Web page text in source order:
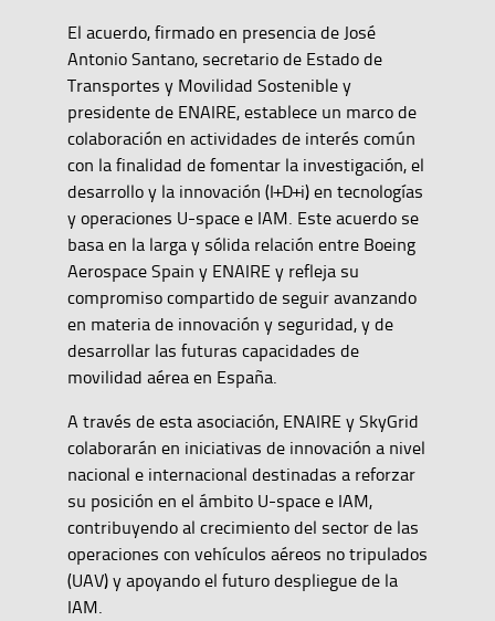
El acuerdo, firmado en presencia de José
Antonio Santano, secretario de Estado de
Transportes y Movilidad Sostenible y
presidente de ENAIRE, establece un marco de
colaboración en actividades de interés común
con la finalidad de fomentar la investigación, el
desarrollo y la innovación (I+D+i) en tecnologías
y operaciones U-space e IAM. Este acuerdo se
basa en la larga y sólida relación entre Boeing
Aerospace Spain y ENAIRE y refleja su
compromiso compartido de seguir avanzando
en materia de innovación y seguridad, y de
desarrollar las futuras capacidades de
movilidad aérea en España.
A través de esta asociación, ENAIRE y SkyGrid
colaborarán en iniciativas de innovación a nivel
nacional e internacional destinadas a reforzar
su posición en el ámbito U-space e IAM,
contribuyendo al crecimiento del sector de las
operaciones con vehículos aéreos no tripulados
(UAV) y apoyando el futuro despliegue de la
IAM.